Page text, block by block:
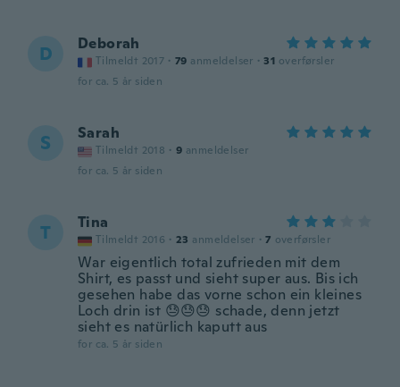
D Deborah
Tilmeldt 2017 · 79 anmeldelser · 31 overførsler
for ca. 5 år siden
S Sarah
Tilmeldt 2018 · 9 anmeldelser
for ca. 5 år siden
T Tina
Tilmeldt 2016 · 23 anmeldelser · 7 overførsler
War eigentlich total zufrieden mit dem
Shirt, es passt und sieht super aus. Bis ich
gesehen habe das vorne schon ein kleines
Loch drin ist 😓😓😓 schade, denn jetzt
sieht es natürlich kaputt aus
for ca. 5 år siden